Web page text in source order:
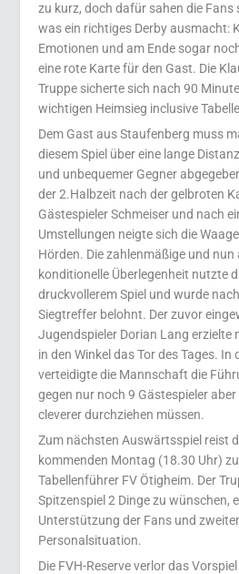
zu kurz, doch dafür sahen die Fans
was ein richtiges Derby ausmacht:
Emotionen und am Ende sogar
eine rote Karte für den Gast. Die
Truppe sicherte sich nach 90
wichtigen Heimsieg inclusive
Dem Gast aus Staufenberg muss
diesem Spiel über eine lange
und unbequemer Gegner
der 2.Halbzeit nach der gelbroten
Gästespieler Schmeiser und nach
Umstellungen neigte sich die
Hörden. Die zahlenmäßige und
konditionelle Überlegenheit nutzte
druckvollerem Spiel und wurde
Siegtreffer belohnt. Der zuvor
Jugendspieler Dorian Lang erzielte
in den Winkel das Tor des Tages. In
verteidigte die Mannschaft die
gegen nur noch 9 Gästespieler
cleverer durchziehen müssen.
Zum nächsten Auswärtsspiel reist
kommenden Montag (18.30 Uhr)
Tabellenführer FV Ötigheim. Der
Spitzenspiel 2 Dinge zu wünschen,
Unterstützung der Fans und
Personalsituation.
Die FVH-Reserve verlor das